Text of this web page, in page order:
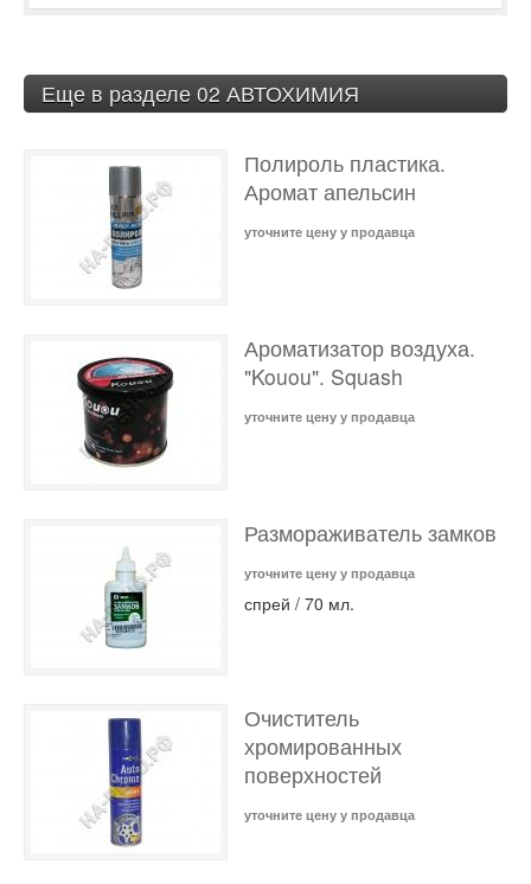
Еще в разделе 02 АВТОХИМИЯ
Полироль пластика.
Аромат апельсин
уточните цену у продавца
Ароматизатор воздуха.
"Kouou". Squash
уточните цену у продавца
Размораживатель замков
уточните цену у продавца
спрей / 70 мл.
Очиститель
хромированных
поверхностей
уточните цену у продавца